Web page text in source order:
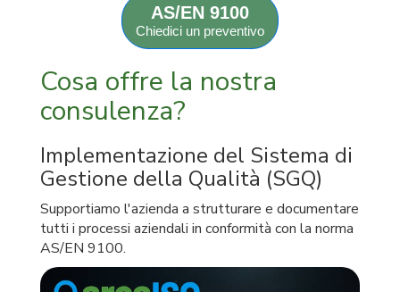
AS/EN 9100
Chiedici un preventivo
Cosa offre la nostra
consulenza?
Implementazione del Sistema di
Gestione della Qualità (SGQ)
Supportiamo l'azienda a strutturare e documentare
tutti i processi aziendali in conformità con la norma
AS/EN 9100.